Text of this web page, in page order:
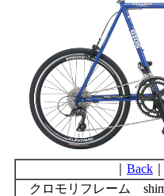
Back
クロモリフレーム